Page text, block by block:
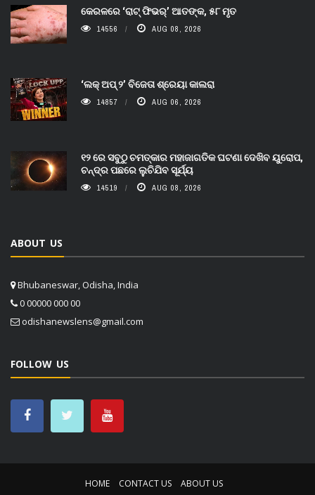
କେରଳରେ ‘ରାଟ୍ ଫିଭର୍’ ଆତଙ୍କ, ୫୮ ମୃତ
14556 AUG 08, 2026
‘ଲକ୍ ଅପ୍ ୨’ ବିଜେତା ଶ୍ରେୟା କାଲରା
14857 AUG 06, 2026
୧୨ ରେ ସବୁଠୁ ଚମତ୍କାର ମହାଜାଗତିକ ଘଟଣା ଦେଖିବ ୟୁରୋପ,
ଚନ୍ଦ୍ର ପଛରେ ଲୁଚିଯିବ ସୂର୍ଯ୍ୟ
14519 AUG 08, 2026
ABOUT US
Bhubaneswar, Odisha, India
0 00000 000 00
odishanewslens@gmail.com
FOLLOW US
HOME CONTACT US ABOUT US